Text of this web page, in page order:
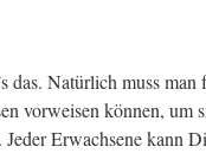
das. Natürlich muss
vorweisen können, um
Erwachsene kann